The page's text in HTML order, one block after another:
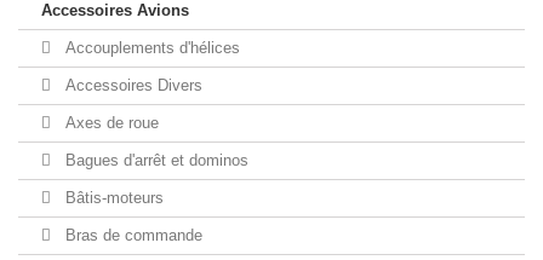
Accessoires Avions
Accouplements d'hélices
Accessoires Divers
Axes de roue
Bagues d'arrêt et dominos
Bâtis-moteurs
Bras de commande